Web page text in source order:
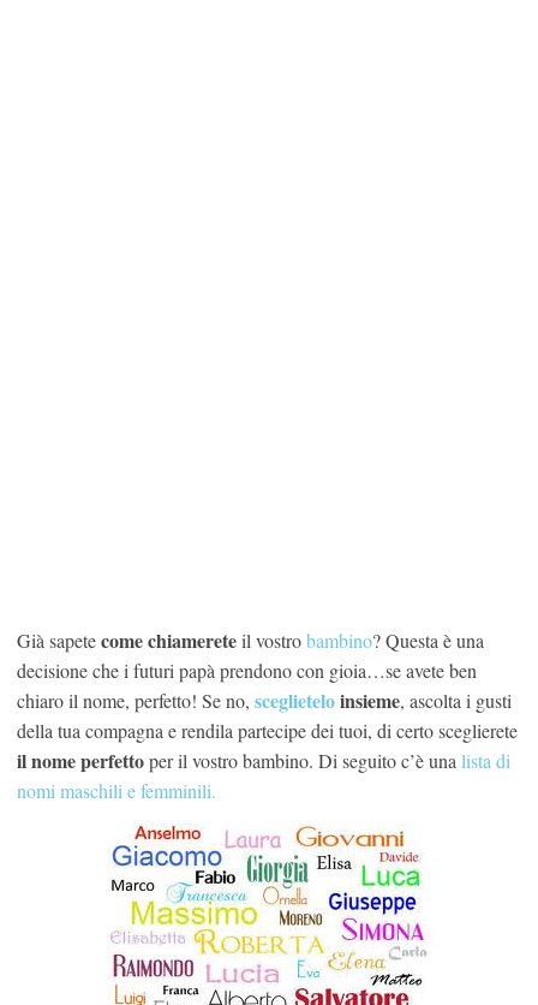
Già sapetecome chiamereteil vostrobambino? Questa è una
decisione che i futuri papà prendono con gioia…se avete ben
chiaro il nome, perfetto! Se no, sceglieteloinsieme, ascolta i gusti
della tua compagna e rendila partecipe dei tuoi, di certo sceglierete
il nome perfettoper il vostro bambino. Di seguito c’è unalista di
nomi maschili e femminili.